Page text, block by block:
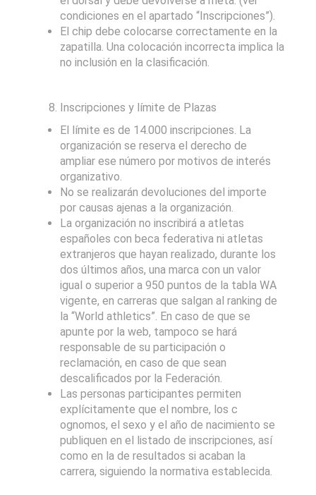
condiciones en el apartado “Inscripciones”).
El chip debe colocarse correctamente en la
zapatilla. Una colocación incorrecta implica la
no inclusión en la clasificación.
Inscripciones y límite de Plazas
El límite es de 14.000 inscripciones. La
organización se reserva el derecho de
ampliar ese número por motivos de interés
organizativo.
No se realizarán devoluciones del importe
por causas ajenas a la organización.
La organización no inscribirá a atletas
españoles con beca federativa ni atletas
extranjeros que hayan realizado, durante los
dos últimos años, una marca con un valor
igual o superior a 950 puntos de la tabla WA
vigente, en carreras que salgan al ranking de
la “World athletics”. En caso de que se
apunte por la web, tampoco se hará
responsable de su participación o
reclamación, en caso de que sean
descalificados por la Federación.
Las personas participantes permiten
explícitamente que el nombre, los c
ognomos, el sexo y el año de nacimiento se
publiquen en el listado de inscripciones, así
como en la de resultados si acaban la
carrera, siguiendo la normativa establecida.